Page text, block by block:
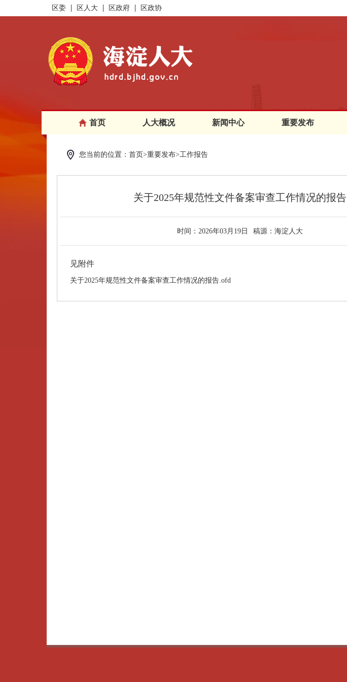
区委 区人大 区政府 区政协
首页 人大概况 新闻中心 重要发布
您当前的位置：首页>重要发布>工作报告
关于2025年规范性文件备案审查工作情况的报告
时间： 2026年03月19日 稿源： 海淀人大
见附件
关于2025年规范性文件备案审查工作情况的报告.ofd